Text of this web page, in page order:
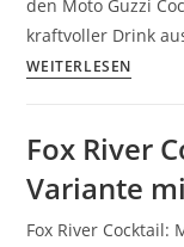
den Moto Guzzi
kraftvoller Drink
WEITERLESEN
Fox River
Variante
Fox River Cocktail: